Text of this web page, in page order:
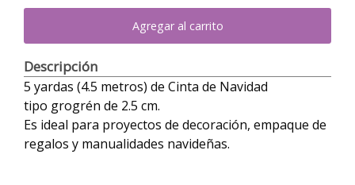
Agregar al carrito
Descripción
5 yardas (4.5 metros) de Cinta de Navidad
tipo grogrén de 2.5 cm.
Es ideal para proyectos de decoración, empaque de
regalos y manualidades navideñas.